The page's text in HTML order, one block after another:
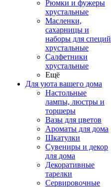
Рюмки и фужеры
хрустальные
Масленки,
сахарницы и
наборы для специй
хрустальные
Салфетники
хрустальные
Ещё
Для уюта вашего дома
Настольные
лампы, люстры и
торшеры
Вазы для цветов
Ароматы для дома
Шкатулки
Сувениры и декор
для дома
Декоративные
тарелки
Сервировочные